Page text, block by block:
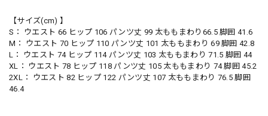
【サイズ(cm) 】
S： ウエスト 66 ヒップ 106 パンツ丈 99 太ももまわり66.5 脚囲 41.6
M： ウエスト 70 ヒップ 110 パンツ丈 101 太ももまわり 69 脚囲 42.8
L： ウエスト 74 ヒップ 114 パンツ丈 103 太ももまわり 71.5 脚囲 44
XL： ウエスト 78 ヒップ 118 パンツ丈 105 太ももまわり 74 脚囲 45.2
2XL： ウエスト 82 ヒップ 122 パンツ丈 107 太ももまわり 76.5 脚囲
46.4